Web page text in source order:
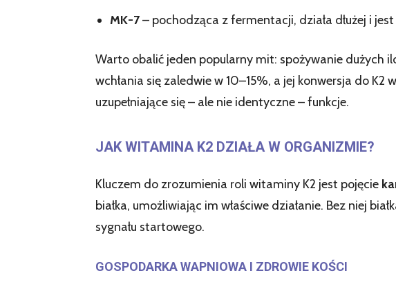
MK-7– pochodząca z fermentacji, działa dłużej i
Warto obalić jeden popularny mit: spożywanie dużych
wchłania się zaledwie w 10–15%, a jej konwersja do
uzupełniające się – ale nie identyczne – funkcje.
JAK WITAMINA K2 DZIAŁA W ORGANIZMIE?
Kluczem do zrozumienia roli witaminy K2 jest pojęcie
białka, umożliwiając im właściwe działanie. Bez niej
sygnału startowego.
GOSPODARKA WAPNIOWA I ZDROWIE KOŚCI